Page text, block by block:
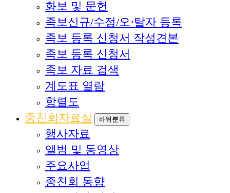
화보 및 문헌
족보신규/수정/오·탈자 등록
족보 등록 신청서 작성견본
족보 등록 신청서
족보 자료 검색
계도표 열람
항렬도
종친회자료실
하위분류
행사자료
앨범 및 동영상
주요사업
종친회 동향